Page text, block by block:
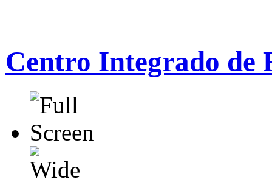
Centro Integrado de